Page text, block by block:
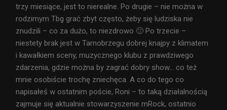
trzy miesiące, jest to nierealne. Po drugie – nie można w
rodzimym Tbg grać zbyt często, żeby się ludziska nie
znudzili – co za dużo, to niezdrowo 🙂 Po trzecie –
niestety brak jest w Tarnobrzegu dobrej knajpy z klimatem
i kawałkiem sceny, muzycznego klubu z prawdziwego
zdarzenia, gdzie można by zagrać dobry show… co też
mnie osobiście trochę zniechęca. A co do tego co
napisałeś w ostatnim poście, Roni – to taką działalnością
zajmuje się aktualnie stowarzyszenie mRock, ostatnio